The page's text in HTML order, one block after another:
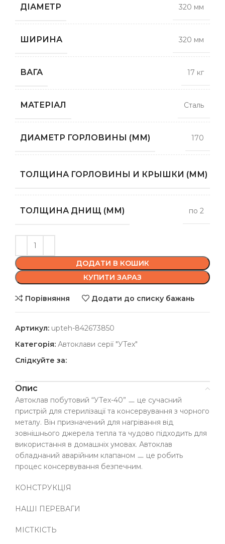
ДІАМЕТР 320 мм
ШИРИНА 320 мм
ВАГА 17 кг
МАТЕРІАЛ Сталь
ДИАМЕТР ГОРЛОВИНЫ (ММ) 170
ТОЛЩИНА ГОРЛОВИНЫ И КРЫШКИ (ММ)
ТОЛЩИНА ДНИЩ (ММ) по 2
ДОДАТИ В КОШИК
КУПИТИ ЗАРАЗ
Порівняння Додати до списку бажань
Артикул: upteh-842673850
Категорія: Автоклави серії "УТех"
Слідкуйте за:
Опис
Автоклав побутовий “УТех-40” ㅡ це сучасний
пристрій для стерилізації та консервування з чорного
металу. Він призначений для нагрівання від
зовнішнього джерела тепла та чудово підходить для
використання в домашніх умовах. Автоклав
обладнаний аварійним клапаном ㅡ це робить
процес консервування безпечним.
КОНСТРУКЦІЯ
НАШІ ПЕРЕВАГИ
МІСТКІСТЬ